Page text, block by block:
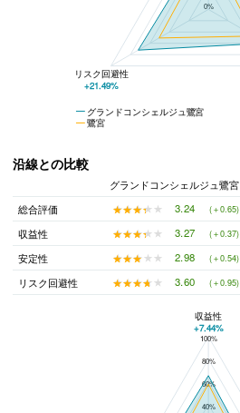
0%
グランドコンシェルジュ鷺宮
鷺宮
リスク回避性
+21.49%
沿線との比較
グランドコンシェルジュ鷺宮
総合評価
★★★★★
★★★★★ 3.24 (＋0.65)
収益性
★★★★★
★★★★★ 3.27 (＋0.37)
安定性
★★★★★
★★★★★ 2.98 (＋0.54)
リスク回避性
★★★★★
★★★★★ 3.60 (＋0.95)
グランドコンシェルジュ鷺宮と西武新宿線の平均値の総合評価の比較
100%
80%
60%
40%
収益性
+7.44%